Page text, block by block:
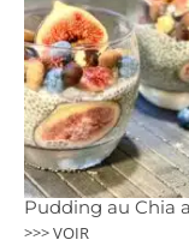
Pudding au Chia
>>> VOIR